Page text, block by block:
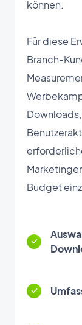
können.
Für diese
Branch-
Budget